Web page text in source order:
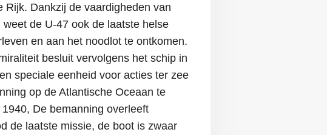
Rijk. Dankzij de vaardigheden van
weet de U-47 ook de laatste helse
en aan het noodlot te ontkomen.
besluit vervolgens het schip in
speciale eenheid voor acties ter zee
op de Atlantische Oceaan te
De bemanning overleeft
de laatste missie, de boot is zwaar